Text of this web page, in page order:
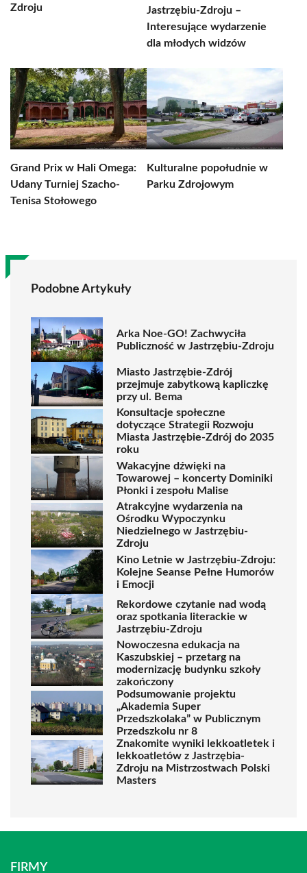
Zdroju
Jastrzębiu-Zdroju –
Interesujące wydarzenie
dla młodych widzów
Grand Prix w Hali Omega:
Udany Turniej Szacho-
Tenisa Stołowego
Kulturalne popołudnie w
Parku Zdrojowym
Podobne Artykuły
Arka Noe-GO! Zachwyciła
Publiczność w Jastrzębiu-Zdroju
Miasto Jastrzębie-Zdrój
przejmuje zabytkową kapliczkę
przy ul. Bema
Konsultacje społeczne
dotyczące Strategii Rozwoju
Miasta Jastrzębie-Zdrój do 2035
roku
Wakacyjne dźwięki na
Towarowej – koncerty Dominiki
Płonki i zespołu Malise
Atrakcyjne wydarzenia na
Ośrodku Wypoczynku
Niedzielnego w Jastrzębiu-
Zdroju
Kino Letnie w Jastrzębiu-Zdroju:
Kolejne Seanse Pełne Humorów
i Emocji
Rekordowe czytanie nad wodą
oraz spotkania literackie w
Jastrzębiu-Zdroju
Nowoczesna edukacja na
Kaszubskiej – przetarg na
modernizację budynku szkoły
zakończony
Podsumowanie projektu
„Akademia Super
Przedszkolaka” w Publicznym
Przedszkolu nr 8
Znakomite wyniki lekkoatletek i
lekkoatletów z Jastrzębia-
Zdroju na Mistrzostwach Polski
Masters
FIRMY